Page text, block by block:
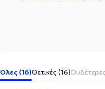
Όλες (16)Θετικές (16)